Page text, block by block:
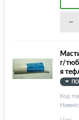
г/
я
ину!
Код